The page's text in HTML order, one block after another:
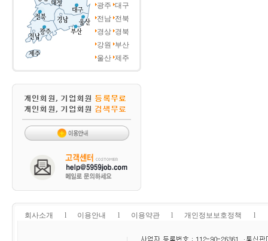
광주 대구
전남 전북
경상 경북
강원
부산
울산 제주
회사소개 l 이용안내 l 이용약관 l 개인정보보호정책 l